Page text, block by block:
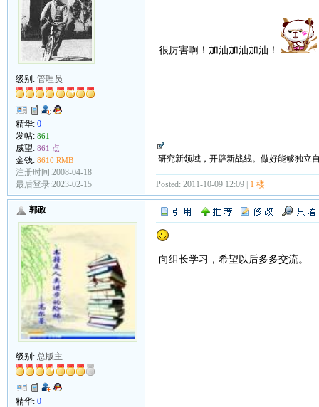
级别: 管理员
精华: 0
发帖: 861
威望: 861 点
金钱: 8610 RMB
注册时间:2008-04-18
最后登录:2023-02-15
很厉害啊！加油加油加油！
研究新领域，开辟新战线。做好能够独立
Posted: 2011-10-09 12:09 | 1 楼
郭政
级别: 总版主
精华: 0
向组长学习，希望以后多多交流。